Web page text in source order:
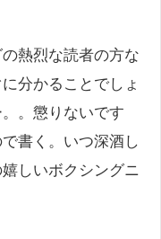
熱烈な読者の方な
分かることでしょ
。懲りないです
書く。いつ深酒し
しいボクシングニ